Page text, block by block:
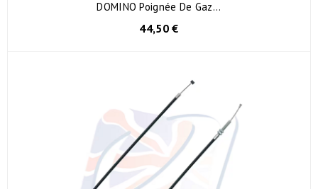
DOMINO Poignée De Gaz...
44,50 €